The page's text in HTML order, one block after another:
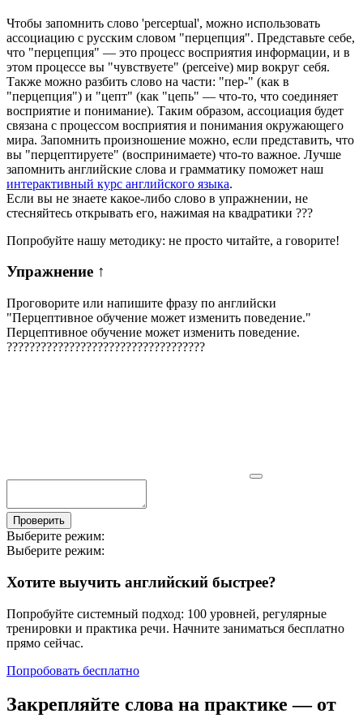
Чтобы запомнить слово 'perceptual', можно использовать
ассоциацию с русским словом "перцепция". Представьте себе,
что "перцепция" — это процесс восприятия информации, и в
этом процессе вы "чувствуете" (perceive) мир вокруг себя.
Также можно разбить слово на части: "пер-" (как в
"перцепция") и "цепт" (как "цепь" — что-то, что соединяет
восприятие и понимание). Таким образом, ассоциация будет
связана с процессом восприятия и понимания окружающего
мира. Запомнить произношение можно, если представить, что
вы "перцептируете" (воспринимаете) что-то важное. Лучше
запомнить английские слова и грамматику поможет наш
интерактивный курс английского языка.
Если вы не знаете какое-либо слово в упражнении, не
стесняйтесь открывать его, нажимая на квадратики ???
Попробуйте нашу методику: не просто читайте, а говорите!
Упражнение ↑
Проговорите или напишите фразу по английски
"Перцептивное обучение может изменить поведение."
Перцептивное обучение может изменить поведение.
???????????????????????????????????
Проверить
Выберите режим:
Выберите режим:
Хотите выучить английский быстрее?
Попробуйте системный подход: 100 уровней, регулярные
тренировки и практика речи. Начните заниматься бесплатно
прямо сейчас.
Попробовать бесплатно
Закрепляйте слова на практике — от